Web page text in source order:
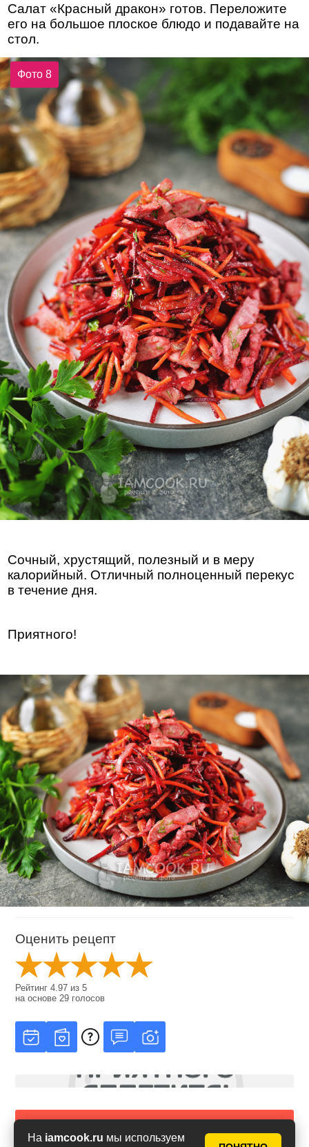
На iamcook.ru мы используем
Салат «Красный дракон» готов. Переложите
его на большое плоское блюдо и подавайте на
стол.
Фото 8
Сочный, хрустящий, полезный и в меру
калорийный. Отличный полноценный перекус
в течение дня.
Приятного!
Оценить рецепт
Рейтинг4.97 из5
на основе29 голосов